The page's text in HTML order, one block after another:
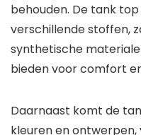
behouden. De tank
verschillende stoffen,
synthetische
bieden voor comfort
Daarnaast komt de
kleuren en ontwerpen,